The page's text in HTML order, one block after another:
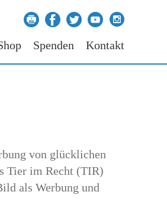
Spenden Kontakt
von glücklichen
Tier im Recht (TIR)
als Werbung und